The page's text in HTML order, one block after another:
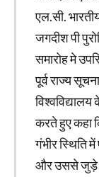
एल.सी.
जगदीश पी
समारोह मे
पूर्व राज्य
करते हुए कहा
गंभीर स्थिति
और उससे जुड़े